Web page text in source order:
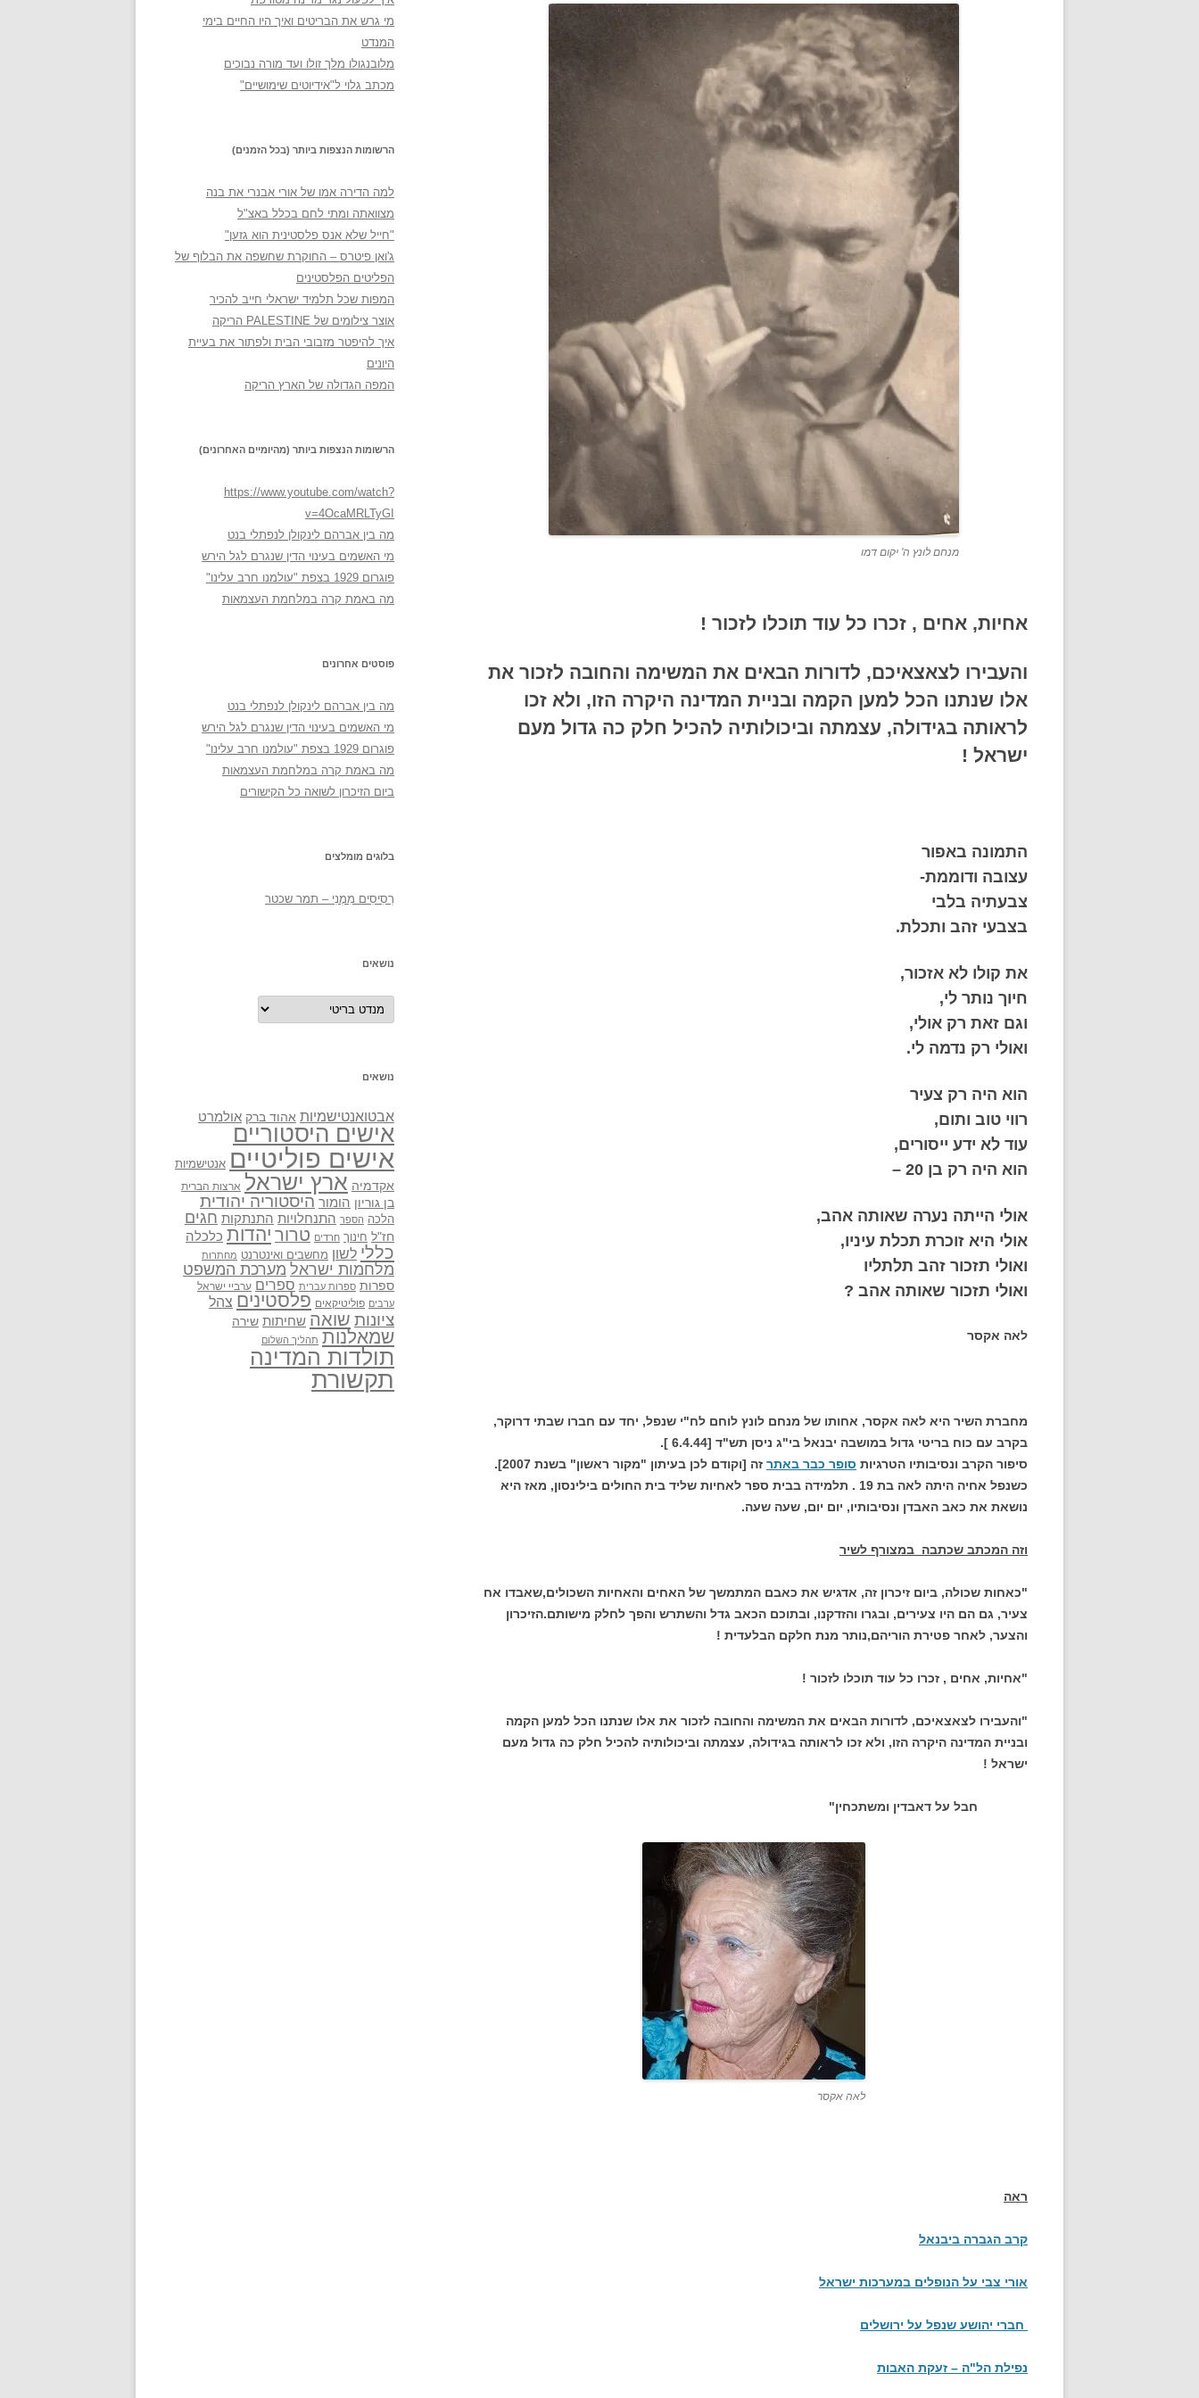
מנחם לונץ ה' יקום דמו
אחיות, אחים , זכרו כל עוד תוכלו לזכור !
והעבירו לצאצאיכם, לדורות הבאים את המשימה והחובה לזכור את
אלו שנתנו הכל למען הקמה ובניית המדינה היקרה הזו, ולא זכו
לראותה בגידולה, עצמתה וביכולותיה להכיל חלק כה גדול מעם
ישראל !
התמונה באפור
עצובה ודוממת-
צבעתיה בלבי
בצבעי זהב ותכלת.
את קולו לא אזכור,
חיוך נותר לי,
וגם זאת רק אולי,
ואולי רק נדמה לי.
הוא היה רק צעיר
רווי טוב ותום,
עוד לא ידע ייסורים,
הוא היה רק בן 20 –
אולי הייתה נערה שאותה אהב,
אולי היא זוכרת תכלת עיניו,
ואולי תזכור זהב תלתליו
ואולי תזכור שאותה אהב ?
לאה אקסר
מחברת השיר היא לאה אקסר, אחותו של מנחם לונץ לוחם לח"י שנפל, יחד עם חברו שבתי דרוקר,
בקרב עם כוח בריטי גדול במושבה יבנאל בי"ג ניסן תש"ד [6.4.44 ].
סיפור הקרב ונסיבותיו הטרגיות סופר כבר באתר זה [וקודם לכן בעיתון "מקור ראשון" בשנת 2007].
כשנפל אחיה היתה לאה בת 19 . תלמידה בבית ספר לאחיות שליד בית החולים בילינסון, מאז היא
נושאת את כאב האבדן ונסיבותיו, יום יום, שעה שעה.
וזה המכתב שכתבה במצורף לשיר
"כאחות שכולה, ביום זיכרון זה, אדגיש את כאבם המתמשך של האחים והאחיות השכולים,שאבדו אח
צעיר, גם הם היו צעירים, ובגרו והזדקנו, ובתוכם הכאב גדל והשתרש והפך לחלק מישותם.הזיכרון
והצער, לאחר פטירת הוריהם,נותר מנת חלקם הבלעדית !
"אחיות, אחים , זכרו כל עוד תוכלו לזכור !
"והעבירו לצאצאיכם, לדורות הבאים את המשימה והחובה לזכור את אלו שנתנו הכל למען הקמה
ובניית המדינה היקרה הזו, ולא זכו לראותה בגידולה, עצמתה וביכולותיה להכיל חלק כה גדול מעם
ישראל !
חבל על דאבדין ומשתכחין"
לאה אקסר
ראה
קרב הגברה ביבנאל
אורי צבי על הנופלים במערכות ישראל
חברי יהושע שנפל על ירושלים
נפילת הל"ה – זעקת האבות
מי גרש את הבריטים ואיך היו החיים בימי
המנדט
מלובנגולו מלך זולו ועד מורה נבוכים
מכתב גלוי ל"אידיוטים שימושיים"
הרשומות הנצפות ביותר (בכל הזמנים)
למה הדירה אמו של אורי אבנרי את בנה
מצוואתה ומתי לחם בכלל באצ"ל
"חייל שלא אנס פלסטינית הוא גזען"
ג'ואן פיטרס – החוקרת שחשפה את הבלוף של
הפליטים הפלסטינים
המפות שכל תלמיד ישראלי חייב להכיר
אוצר צילומים של PALESTINE הריקה
איך להיפטר מזבובי הבית ולפתור את בעיית
היונים
המפה הגדולה של הארץ הריקה
הרשומות הנצפות ביותר (מהיומיים האחרונים)
https://www.youtube.com/watch?
v=4OcaMRLTyGI
מה בין אברהם לינקולן לנפתלי בנט
מי האשמים בעינוי הדין שנגרם לגל הירש
פוגרום 1929 בצפת "עולמנו חרב עלינו"
מה באמת קרה במלחמת העצמאות
פוסטים אחרונים
מה בין אברהם לינקולן לנפתלי בנט
מי האשמים בעינוי הדין שנגרם לגל הירש
פוגרום 1929 בצפת "עולמנו חרב עלינו"
מה באמת קרה במלחמת העצמאות
ביום הזיכרון לשואה כל הקישורים
בלוגים מומלצים
רְסִיסִים מִמֶנִי – תמר שכטר
נושאים
נושאים
נושאים
אבטואנטישמיות אהוד ברק אולמרט
אישים היסטוריים
אישים פוליטיים אנטישמיות
אקדמיה ארץ ישראל ארצות הברית
בן גוריון הומור היסטוריה יהודית
הלכה הספר התנחלויות התנתקות חגים
חז"ל חינוך חרדים טרור יהדות כלכלה
כללי לשון מחשבים ואינטרנט מחתרות
מלחמות ישראל מערכת המשפט
ספרות ספרות עברית ספרים ערביי ישראל
ערבים פוליטיקאים פלסטינים צהל
ציונות שואה שחיתות שירה
שמאלנות תהליך השלום
תולדות המדינה
תקשורת